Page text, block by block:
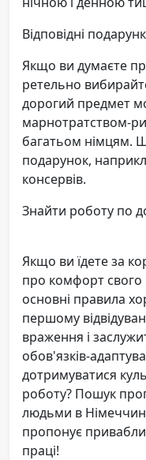
Відповідні
Якщо ви думаєте
ретельно
дорогий предмет
марнотратством-
багатьом німцям.
подарунок,
консервів.
Знайти роботу по
Якщо ви їдете за
про комфорт
основні правила
першому
враження і
обов'язків-
дотримуватися
роботу? Пошук
людьми в
пропонує
праці!